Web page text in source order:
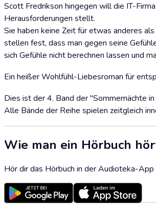
Scott Fredrikson hingegen will die IT-
Herausforderungen stellt.
Sie haben keine Zeit für etwas anderes
stellen fest, dass man gegen seine
sich Gefühle nicht berechnen lassen und
Ein heißer Wohlfühl-Liebesroman für
Dies ist der 4. Band der "Sommernächte
Alle Bände der Reihe spielen zeitgleich
Wie man ein Hörbuch
Hör dir das Hörbuch in der Audioteka-